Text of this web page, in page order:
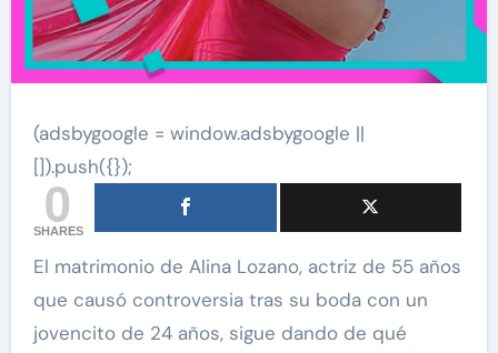
(adsbygoogle = window.adsbygoogle ||
[]).push({});
0
SHARES
El matrimonio de Alina Lozano, actriz de 55 años
que causó controversia tras su boda con un
jovencito de 24 años, sigue dando de qué